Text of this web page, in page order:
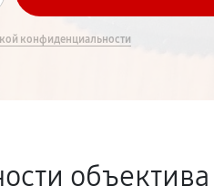
конфиденциальности